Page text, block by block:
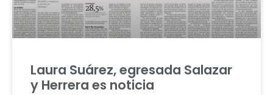
Laura Suárez, egresada Salazar
y Herrera es noticia